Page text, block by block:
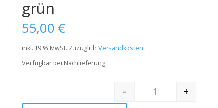
grün
55,00 €
inkl. 19 % MwSt. Zuzüglich Versandkosten
Verfügbar bei Nachlieferung
Quantity
-
+